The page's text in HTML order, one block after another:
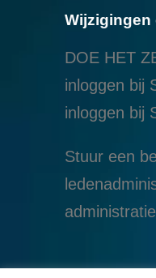
Wijzigingen
DOE HET
inloggen bij
inloggen bij
Stuur een